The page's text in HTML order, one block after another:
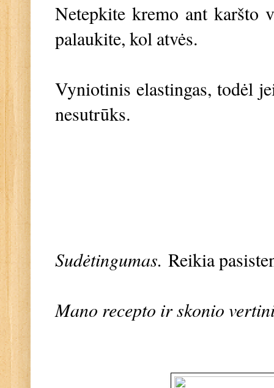
Netepkite kremo ant karšto
palaukite, kol atvės.
Vyniotinis elastingas, todėl
nesutrūks.
Sudėtingumas. Reikia
Mano recepto ir skonio